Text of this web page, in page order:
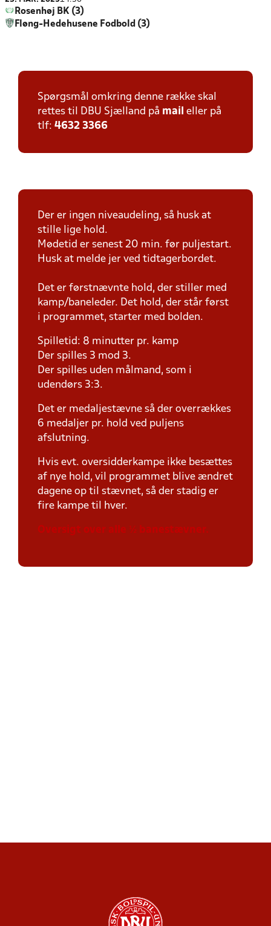
Rosenhøj BK (3)
Fløng-Hedehusene Fodbold (3)
Spørgsmål omkring denne række skal
rettes til DBU Sjælland på mail eller på
tlf: 4632 3366
Der er ingen niveaudeling, så husk at
stille lige hold.
Mødetid er senest 20 min. før puljestart.
Husk at melde jer ved tidtagerbordet.
Det er førstnævnte hold, der stiller med
kamp/baneleder. Det hold, der står først
i programmet, starter med bolden.
Spilletid: 8 minutter pr. kamp
Der spilles 3 mod 3.
Der spilles uden målmand, som i
udendørs 3:3.
Det er medaljestævne så der overrækkes
6 medaljer pr. hold ved puljens
afslutning.
Hvis evt. oversidderkampe ikke besættes
af nye hold, vil programmet blive ændret
dagene op til stævnet, så der stadig er
fire kampe til hver.
Oversigt over alle ½ banestævner.